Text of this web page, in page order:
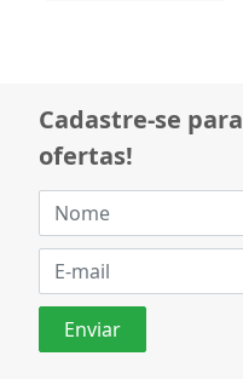
Cadastre-se
ofertas!